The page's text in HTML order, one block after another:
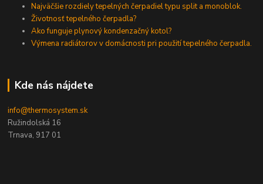
Najväčšie rozdiely tepelných čerpadiel typu split a monoblok.
Životnosť tepelného čerpadla?
Ako funguje plynový kondenzačný kotol?
Výmena radiátorov v domácnosti pri použití tepelného čerpadla.
Kde nás nájdete
info@thermosystem.sk
Ružindolská 16
Trnava, 917 01